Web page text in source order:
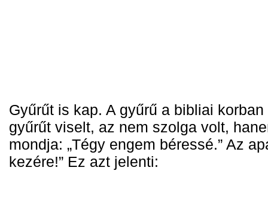
Gyűrűt is kap. A gyűrű a bibliai
gyűrűt viselt, az nem szolga volt,
mondja: „Tégy engem béressé.” Az
kezére!” Ez azt jelenti: